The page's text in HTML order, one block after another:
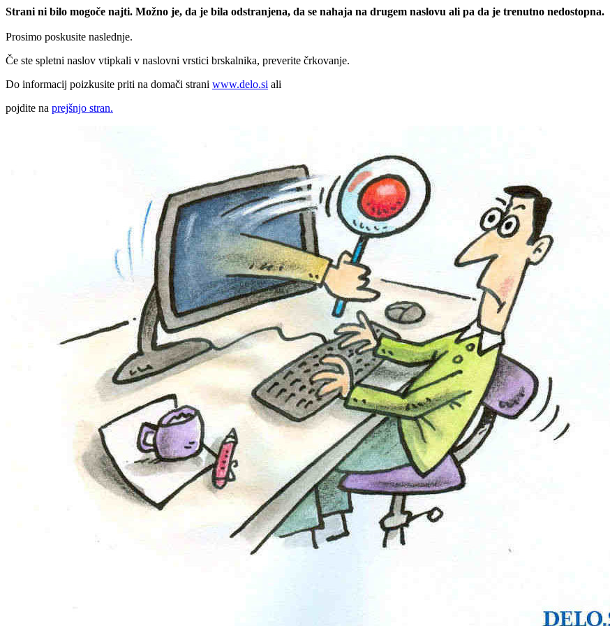
Strani ni bilo mogoče najti. Možno je, da je bila odstranjena, da se nahaja na drugem naslovu ali pa da je trenutno nedostopna.
Prosimo poskusite naslednje.
Če ste spletni naslov vtipkali v naslovni vrstici brskalnika, preverite črkovanje.
Do informacij poizkusite priti na domači strani www.delo.si ali
pojdite na prejšnjo stran.